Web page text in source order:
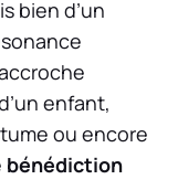
bien d’un
enfant,
ou encore
bénédiction